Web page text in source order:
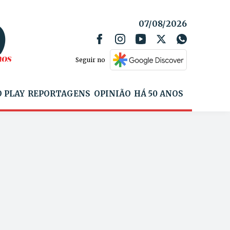
07/08/2026
Seguir no
PLAY REPORTAGENS OPINIÃO HÁ 50 ANOS